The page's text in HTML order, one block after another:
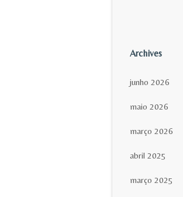
Archives
junho 2026
maio 2026
março 2026
abril 2025
março 2025